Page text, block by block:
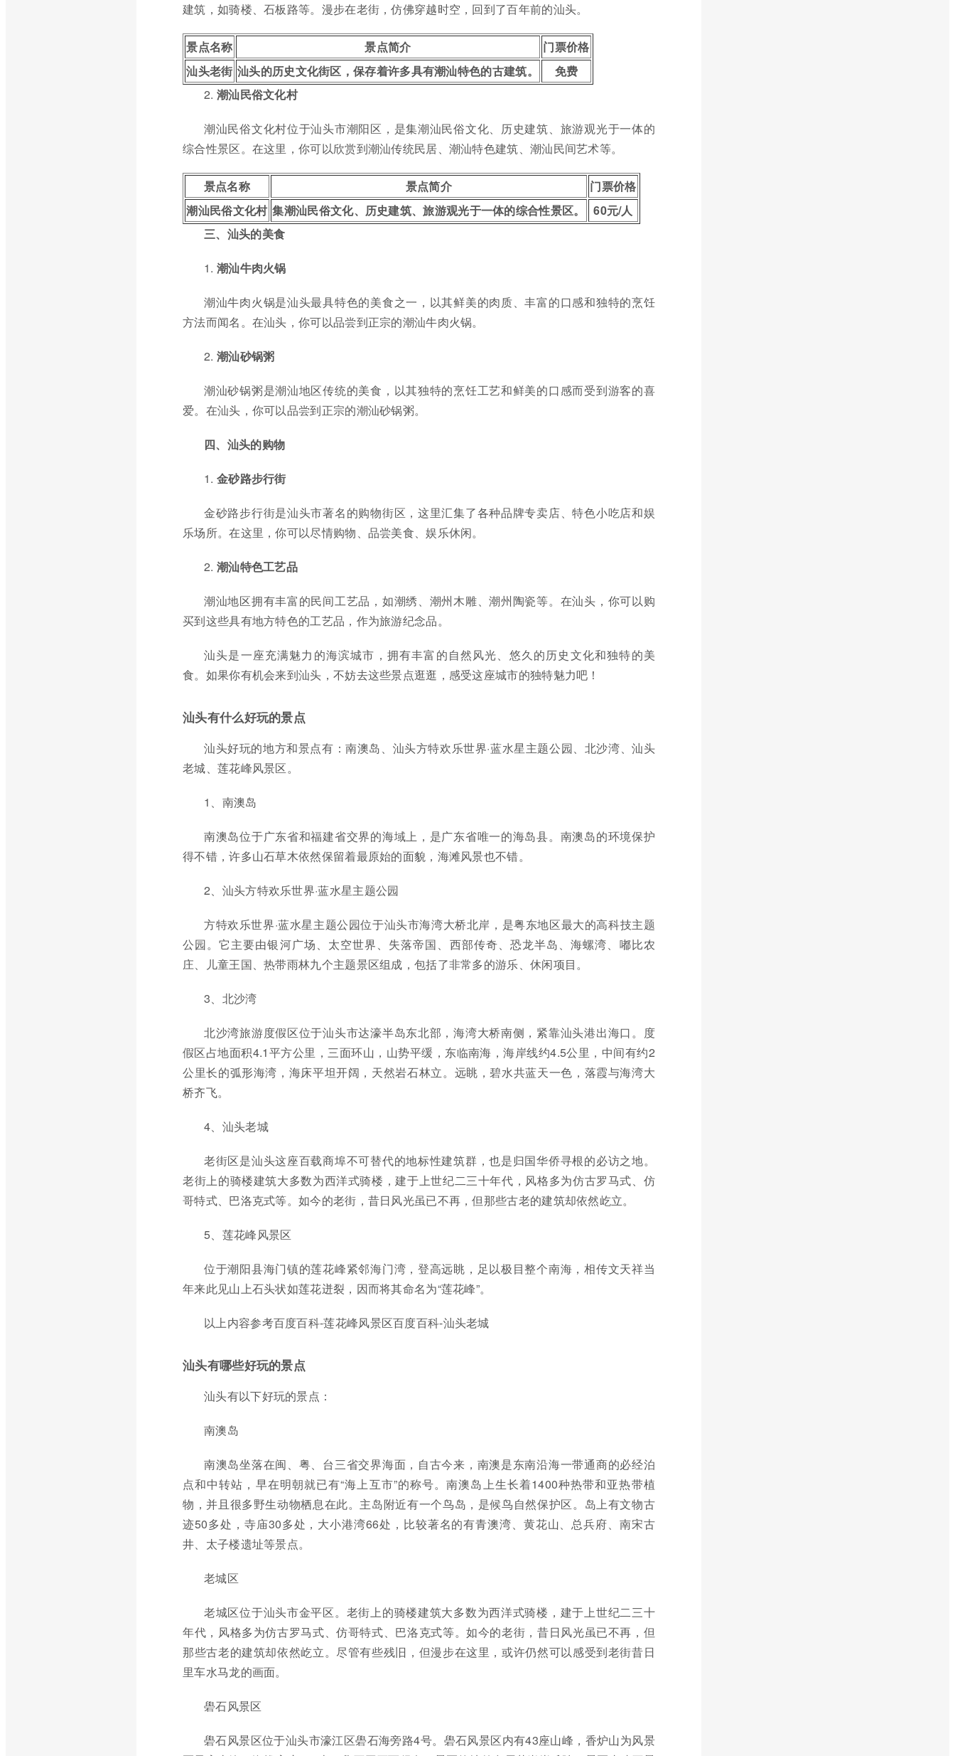
建筑，如骑楼、石板路等。漫步在老街，仿佛穿越时空，回到了百年前的汕头。
景点名称 景点简介
门票价格
汕头老街 汕头的历史文化街区，保存着许多具有潮汕特色的古建筑。
免费
2. 潮汕民俗文化村
潮汕民俗文化村位于汕头市潮阳区，是集潮汕民俗文化、历史建筑、旅游观光于一体的
综合性景区。在这里，你可以欣赏到潮汕传统民居、潮汕特色建筑、潮汕民间艺术等。
景点名称 景点简介
门票价格
潮汕民俗文化村 集潮汕民俗文化、历史建筑、旅游观光于一体的综合性景区。
60元/人
三、汕头的美食
1. 潮汕牛肉火锅
潮汕牛肉火锅是汕头最具特色的美食之一，以其鲜美的肉质、丰富的口感和独特的烹饪
方法而闻名。在汕头，你可以品尝到正宗的潮汕牛肉火锅。
2. 潮汕砂锅粥
潮汕砂锅粥是潮汕地区传统的美食，以其独特的烹饪工艺和鲜美的口感而受到游客的喜
爱。在汕头，你可以品尝到正宗的潮汕砂锅粥。
四、汕头的购物
1. 金砂路步行街
金砂路步行街是汕头市著名的购物街区，这里汇集了各种品牌专卖店、特色小吃店和娱
乐场所。在这里，你可以尽情购物、品尝美食、娱乐休闲。
2. 潮汕特色工艺品
潮汕地区拥有丰富的民间工艺品，如潮绣、潮州木雕、潮州陶瓷等。在汕头，你可以购
买到这些具有地方特色的工艺品，作为旅游纪念品。
汕头是一座充满魅力的海滨城市，拥有丰富的自然风光、悠久的历史文化和独特的美
食。如果你有机会来到汕头，不妨去这些景点逛逛，感受这座城市的独特魅力吧！
汕头有什么好玩的景点
汕头好玩的地方和景点有：南澳岛、汕头方特欢乐世界·蓝水星主题公园、北沙湾、汕头
老城、莲花峰风景区。
1、南澳岛
南澳岛位于广东省和福建省交界的海域上，是广东省唯一的海岛县。南澳岛的环境保护
得不错，许多山石草木依然保留着最原始的面貌，海滩风景也不错。
2、汕头方特欢乐世界·蓝水星主题公园
方特欢乐世界·蓝水星主题公园位于汕头市海湾大桥北岸，是粤东地区最大的高科技主题
公园。它主要由银河广场、太空世界、失落帝国、西部传奇、恐龙半岛、海螺湾、嘟比农
庄、儿童王国、热带雨林九个主题景区组成，包括了非常多的游乐、休闲项目。
3、北沙湾
北沙湾旅游度假区位于汕头市达濠半岛东北部，海湾大桥南侧，紧靠汕头港出海口。度
假区占地面积4.1平方公里，三面环山，山势平缓，东临南海，海岸线约4.5公里，中间有约2
公里长的弧形海湾，海床平坦开阔，天然岩石林立。远眺，碧水共蓝天一色，落霞与海湾大
桥齐飞。
4、汕头老城
老街区是汕头这座百载商埠不可替代的地标性建筑群，也是归国华侨寻根的必访之地。
老街上的骑楼建筑大多数为西洋式骑楼，建于上世纪二三十年代，风格多为仿古罗马式、仿
哥特式、巴洛克式等。如今的老街，昔日风光虽已不再，但那些古老的建筑却依然屹立。
5、莲花峰风景区
位于潮阳县海门镇的莲花峰紧邻海门湾，登高远眺，足以极目整个南海，相传文天祥当
年来此见山上石头状如莲花迸裂，因而将其命名为“莲花峰”。
以上内容参考百度百科-莲花峰风景区百度百科-汕头老城
汕头有哪些好玩的景点
汕头有以下好玩的景点：
南澳岛
南澳岛坐落在闽、粤、台三省交界海面，自古今来，南澳是东南沿海一带通商的必经泊
点和中转站，早在明朝就已有“海上互市”的称号。南澳岛上生长着1400种热带和亚热带植
物，并且很多野生动物栖息在此。主岛附近有一个鸟岛，是候鸟自然保护区。岛上有文物古
迹50多处，寺庙30多处，大小港湾66处，比较著名的有青澳湾、黄花山、总兵府、南宋古
井、太子楼遗址等景点。
老城区
老城区位于汕头市金平区。老街上的骑楼建筑大多数为西洋式骑楼，建于上世纪二三十
年代，风格多为仿古罗马式、仿哥特式、巴洛克式等。如今的老街，昔日风光虽已不再，但
那些古老的建筑却依然屹立。尽管有些残旧，但漫步在这里，或许仍然可以感受到老街昔日
里车水马龙的画面。
礐石风景区
礐石风景区位于汕头市濠江区礐石海旁路4号。礐石风景区内有43座山峰，香炉山为风景